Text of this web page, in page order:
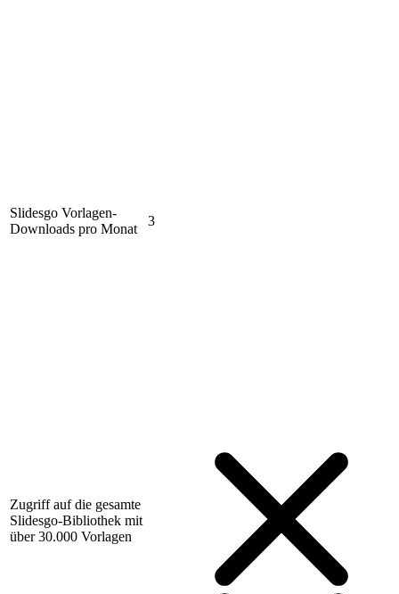
Slidesgo Vorlagen-
Downloads pro Monat
3
Zugriff auf die gesamte
Slidesgo-Bibliothek mit
über 30.000 Vorlagen